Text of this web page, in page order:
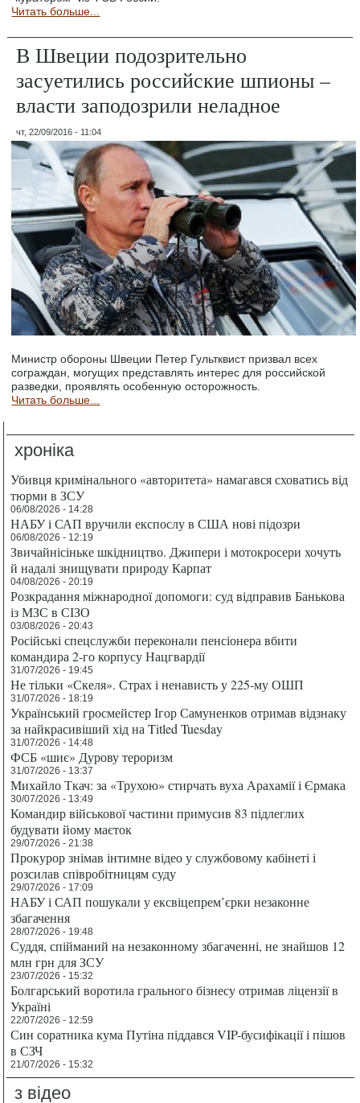
Читать больше...
В Швеции подозрительно
засуетились российские шпионы –
власти заподозрили неладное
чт, 22/09/2016 - 11:04
Министр обороны Швеции Петер Гультквист призвал всех
сограждан, могущих представлять интерес для российской
разведки, проявлять особенную осторожность.
Читать больше...
хроніка
Убивця кримінального «авторитета» намагався сховатись від
тюрми в ЗСУ
06/08/2026 - 14:28
НАБУ і САП вручили експослу в США нові підозри
06/08/2026 - 12:19
Звичайнісіньке шкідництво. Джипери і мотокросери хочуть
й надалі знищувати природу Карпат
04/08/2026 - 20:19
Розкрадання міжнародної допомоги: суд відправив Банькова
із МЗС в СІЗО
03/08/2026 - 20:43
Російські спецслужби переконали пенсіонера вбити
командира 2-го корпусу Нацгвардії
31/07/2026 - 19:45
Не тільки «Скеля». Страх і ненависть у 225-му ОШП
31/07/2026 - 18:19
Український гросмейстер Ігор Самуненков отримав відзнаку
за найкрасивіший хід на Titled Tuesday
31/07/2026 - 14:48
ФСБ «шиє» Дурову тероризм
31/07/2026 - 13:37
Михайло Ткач: за «Трухою» стирчать вуха Арахамії і Єрмака
30/07/2026 - 13:49
Командир військової частини примусив 83 підлеглих
будувати йому маєток
29/07/2026 - 21:38
Прокурор знімав інтимне відео у службовому кабінеті і
розсилав співробітницям суду
29/07/2026 - 17:09
НАБУ і САП пошукали у ексвіцепрем’єрки незаконне
збагачення
28/07/2026 - 19:48
Суддя, спійманий на незаконному збагаченні, не знайшов 12
млн грн для ЗСУ
23/07/2026 - 15:32
Болгарський воротила грального бізнесу отримав ліцензії в
Україні
22/07/2026 - 12:59
Син соратника кума Путіна піддався VIP-бусифікації і пішов
в СЗЧ
21/07/2026 - 15:32
з відео